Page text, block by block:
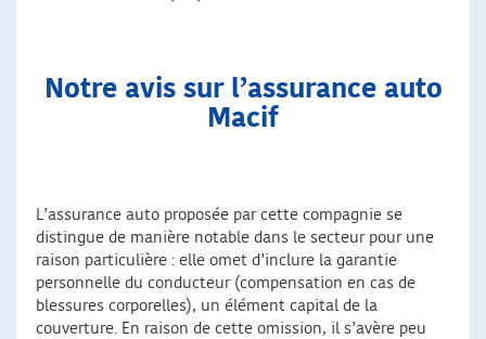
Notre avis sur l’assurance auto
Macif
L’assurance auto proposée par cette compagnie se
distingue de manière notable dans le secteur pour une
raison particulière : elle omet d’inclure la garantie
personnelle du conducteur (compensation en cas de
blessures corporelles), un élément capital de la
couverture. En raison de cette omission, il s’avère peu